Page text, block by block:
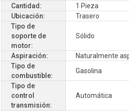
Cantidad:
1 Pieza
Ubicación:
Trasero
Tipo de
soporte de
motor:
Sólido
Aspiración:
Naturalmente
Tipo de
combustible:
Gasolina
Tipo de
control
transmisión:
Automática